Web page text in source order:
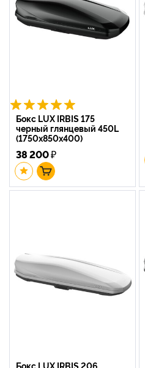
Бокс LUX IRBIS 175
черный глянцевый 450L
(1750х850х400)
38 200₽
Бокс LUX IRBIS 206